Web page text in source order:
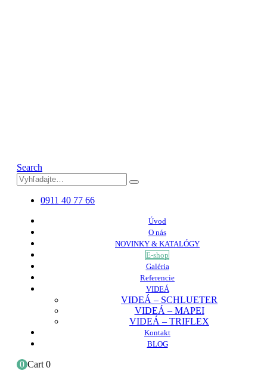
Search
0911 40 77 66
Úvod
O nás
NOVINKY & KATALÓGY
E-shop
Galéria
Referencie
VIDEÁ
VIDEÁ – SCHLUETER
VIDEÁ – MAPEI
VIDEÁ – TRIFLEX
Kontakt
BLOG
0 Cart 0